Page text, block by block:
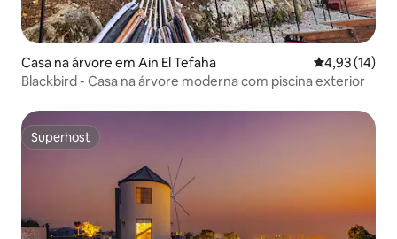
Casa na árvore em Ain El Tefaha Classificação
4,93 (14)
Blackbird - Casa na árvore moderna com piscina exterior
Superhost
Superhost